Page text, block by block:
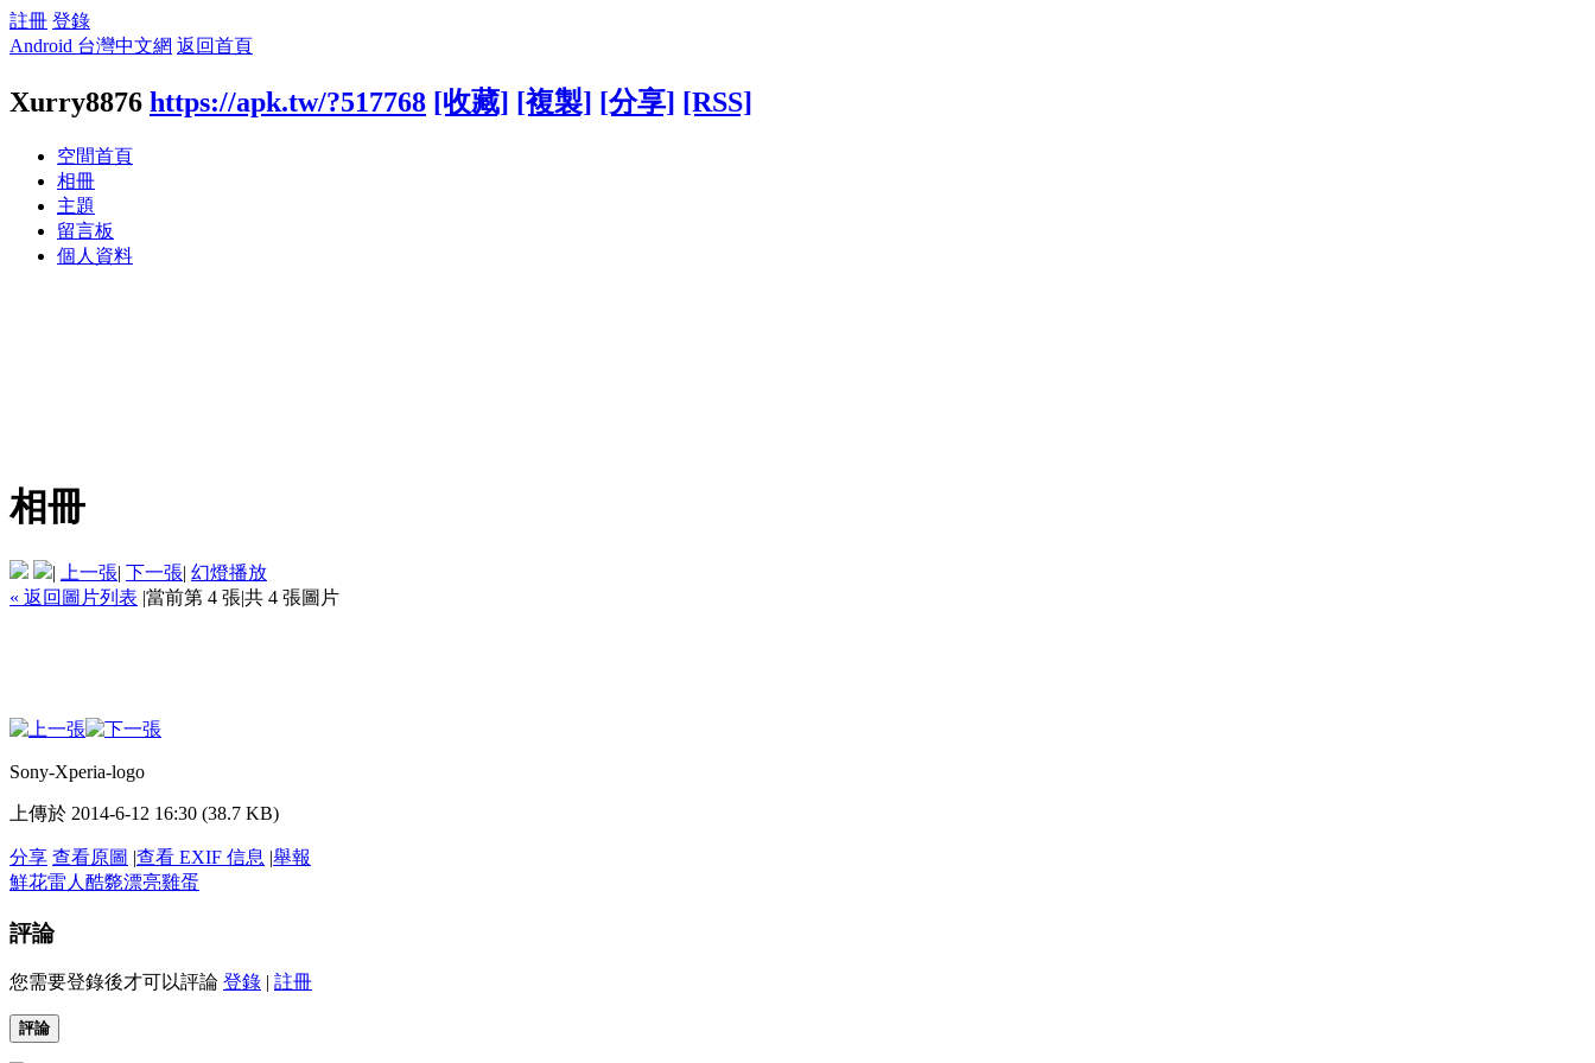
註冊 登錄
Android 台灣中文網 返回首頁
Xurry8876 https://apk.tw/?517768 [收藏] [複製] [分享] [RSS]
空間首頁
相冊
主題
留言板
個人資料
相冊
| 上一張| 下一張| 幻燈播放
« 返回圖片列表 |當前第 4 張|共 4 張圖片
Sony-Xperia-logo
上傳於 2014-6-12 16:30 (38.7 KB)
分享 查看原圖 |查看 EXIF 信息 |舉報
鮮花雷人 酷斃漂亮雞蛋
評論
您需要登錄後才可以評論 登錄 | 註冊
評論